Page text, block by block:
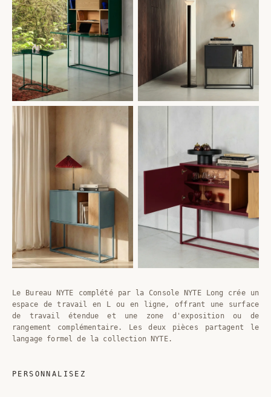
Le Bureau NYTE complété par la Console NYTE Long crée un
espace de travail en L ou en ligne, offrant une surface
de travail étendue et une zone d'exposition ou de
rangement complémentaire. Les deux pièces partagent le
langage formel de la collection NYTE.
PERSONNALISEZ